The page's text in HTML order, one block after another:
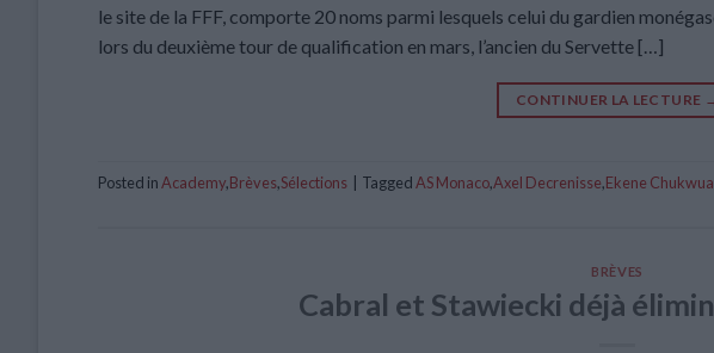
le site de la FFF, comporte 20 noms parmi lesquels celui du gardien
lors du deuxième tour de qualification en mars, l’ancien du Servette […]
CONTINUER LA LECTURE
Posted inAcademy,Brèves,Sélections TaggedAS Monaco,Axel Decrenisse,Ekene
BRÈVES
Cabral et Stawiecki déjà